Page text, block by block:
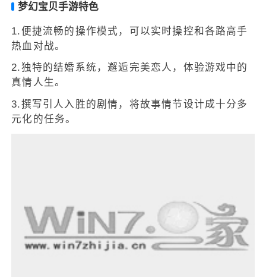
梦幻宝贝手游特色
1.便捷流畅的操作模式，可以实时操控和各路高手
热血对战。
2.独特的结婚系统，邂逅完美恋人，体验游戏中的
真情人生。
3.撰写引人入胜的剧情，将故事情节设计成十分多
元化的任务。